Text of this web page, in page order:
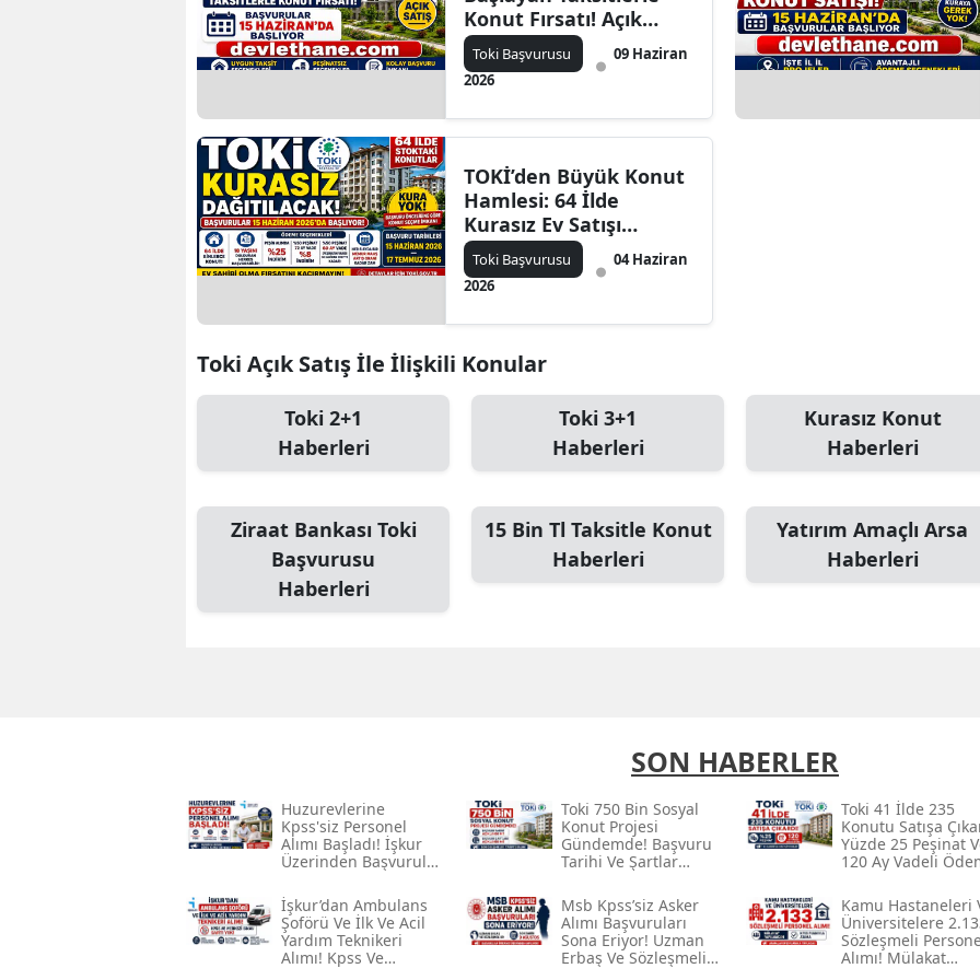
Konut Fırsatı! Açık
Satış Başvuruları 15
Haziran'da Başlıyor
Toki Başvurusu
09 Haziran
2026
TOKİ’den Büyük Konut
Hamlesi: 64 İlde
Kurasız Ev Satışı
Başlıyor! Başvuru
Şartları ve İl İl Konut
Sayıları Açıklandı
Toki Başvurusu
04 Haziran
2026
Toki Açık Satış İle İlişkili Konular
Toki 2+1
Haberleri
Toki 3+1
Haberleri
Kurasız Konut
Haberleri
Ziraat Bankası Toki
Başvurusu
Haberleri
15 Bin Tl Taksitle Konut
Haberleri
Yatırım Amaçlı Arsa
Haberleri
SON HABERLER
Huzurevlerine
Kpss'siz Personel
Alımı Başladı! İşkur
Üzerinden Başvurular
Toki̇ 750 Bin Sosyal
Konut Projesi
Gündemde! Başvuru
Tarihi Ve Şartlar
Toki̇ 41 İlde 235
Konutu Satışa
Yüzde 25 Peşinat
120 Ay Vadeli
İşkur’dan Ambulans
Şoförü Ve İlk Ve Acil
Yardım Teknikeri
Alımı! Kpss Ve
Msb Kpss’siz Asker
Alımı Başvuruları
Sona Eriyor! Uzman
Erbaş Ve Sözleşmeli
Kamu Hastaneleri
Üniversitelere
Sözleşmeli
Alımı! Mülakat